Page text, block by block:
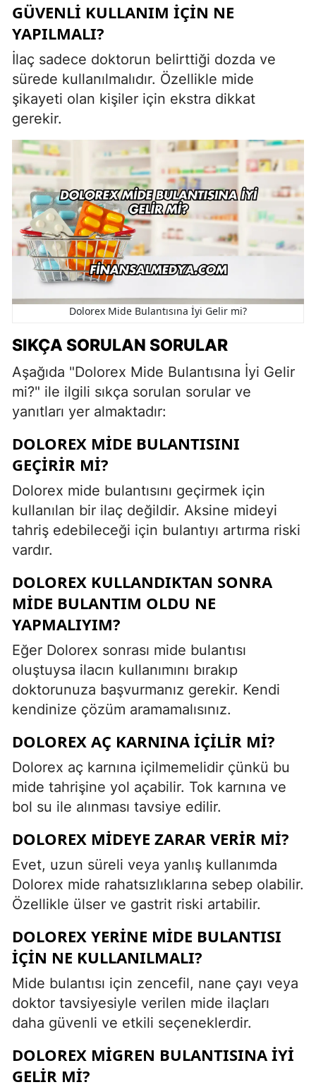
GÜVENLI KULLANIM İÇIN NE
YAPILMALI?
İlaç sadece doktorun belirttiği dozda ve
sürede kullanılmalıdır. Özellikle mide
şikayeti olan kişiler için ekstra dikkat
gerekir.
Dolorex Mide Bulantısına İyi Gelir mi?
SIKÇA SORULAN SORULAR
Aşağıda "Dolorex Mide Bulantısına İyi Gelir
mi?" ile ilgili sıkça sorulan sorular ve
yanıtları yer almaktadır:
DOLOREX MIDE BULANTISINI
GEÇIRIR MI?
Dolorex mide bulantısını geçirmek için
kullanılan bir ilaç değildir. Aksine mideyi
tahriş edebileceği için bulantıyı artırma riski
vardır.
DOLOREX KULLANDIKTAN SONRA
MIDE BULANTIM OLDU NE
YAPMALIYIM?
Eğer Dolorex sonrası mide bulantısı
oluştuysa ilacın kullanımını bırakıp
doktorunuza başvurmanız gerekir. Kendi
kendinize çözüm aramamalısınız.
DOLOREX AÇ KARNINA IÇILIR MI?
Dolorex aç karnına içilmemelidir çünkü bu
mide tahrişine yol açabilir. Tok karnına ve
bol su ile alınması tavsiye edilir.
DOLOREX MIDEYE ZARAR VERIR MI?
Evet, uzun süreli veya yanlış kullanımda
Dolorex mide rahatsızlıklarına sebep olabilir.
Özellikle ülser ve gastrit riski artabilir.
DOLOREX YERINE MIDE BULANTISI
IÇIN NE KULLANILMALI?
Mide bulantısı için zencefil, nane çayı veya
doktor tavsiyesiyle verilen mide ilaçları
daha güvenli ve etkili seçeneklerdir.
DOLOREX MIGREN BULANTISINA IYI
GELIR MI?